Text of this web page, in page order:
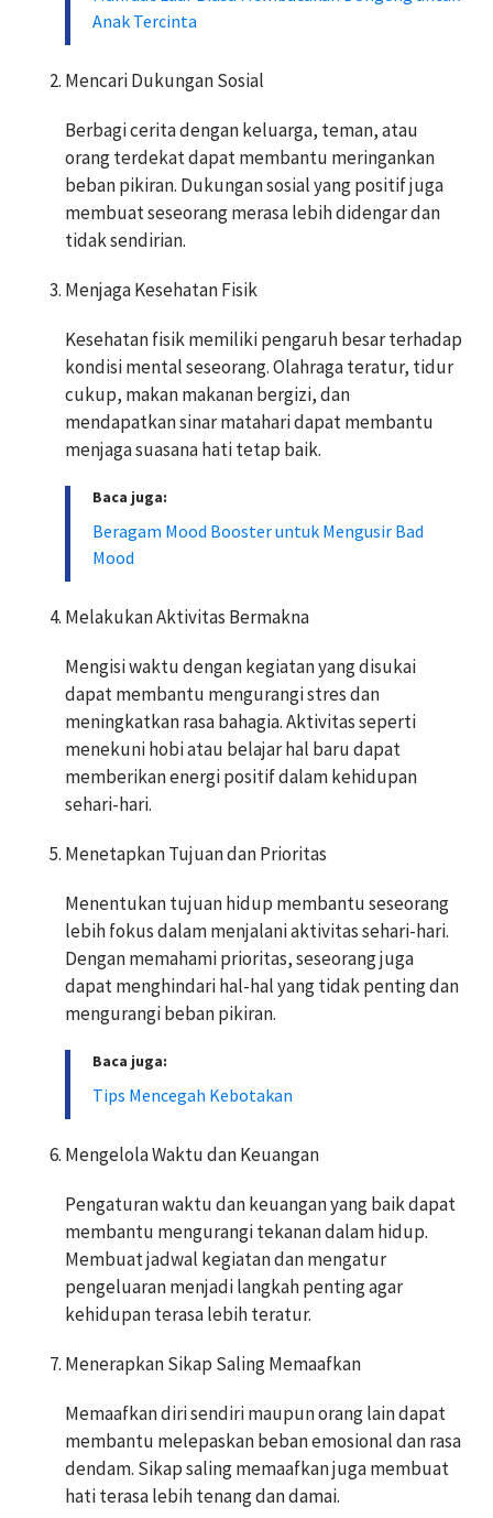
Anak Tercinta
Mencari Dukungan Sosial
Berbagi cerita dengan keluarga, teman, atau
orang terdekat dapat membantu meringankan
beban pikiran. Dukungan sosial yang positif juga
membuat seseorang merasa lebih didengar dan
tidak sendirian.
Menjaga Kesehatan Fisik
Kesehatan fisik memiliki pengaruh besar terhadap
kondisi mental seseorang. Olahraga teratur, tidur
cukup, makan makanan bergizi, dan
mendapatkan sinar matahari dapat membantu
menjaga suasana hati tetap baik.
Baca juga:
Beragam Mood Booster untuk Mengusir Bad
Mood
Melakukan Aktivitas Bermakna
Mengisi waktu dengan kegiatan yang disukai
dapat membantu mengurangi stres dan
meningkatkan rasa bahagia. Aktivitas seperti
menekuni hobi atau belajar hal baru dapat
memberikan energi positif dalam kehidupan
sehari-hari.
Menetapkan Tujuan dan Prioritas
Menentukan tujuan hidup membantu seseorang
lebih fokus dalam menjalani aktivitas sehari-hari.
Dengan memahami prioritas, seseorang juga
dapat menghindari hal-hal yang tidak penting dan
mengurangi beban pikiran.
Baca juga:
Tips Mencegah Kebotakan
Mengelola Waktu dan Keuangan
Pengaturan waktu dan keuangan yang baik dapat
membantu mengurangi tekanan dalam hidup.
Membuat jadwal kegiatan dan mengatur
pengeluaran menjadi langkah penting agar
kehidupan terasa lebih teratur.
Menerapkan Sikap Saling Memaafkan
Memaafkan diri sendiri maupun orang lain dapat
membantu melepaskan beban emosional dan rasa
dendam. Sikap saling memaafkan juga membuat
hati terasa lebih tenang dan damai.